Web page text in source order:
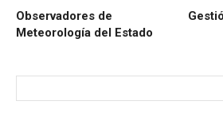
Observadores de
Meteorología del Estado